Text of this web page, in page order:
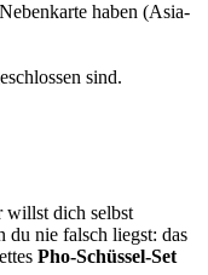
haben (Asia-
sind.
willst dich selbst
du nie falsch liegst: das
Pho-Schüssel-Set